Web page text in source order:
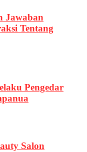
Jawaban
Tentang
Pengedar
Salon